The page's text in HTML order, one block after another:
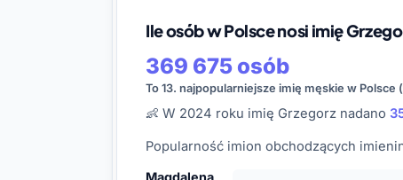
Ile osób w Polsce nosi imię
369 675 osób
To 13. najpopularniejsze imię męskie w Polsce
👶 W 2024 roku imię Grzegorz nadano
Popularność imion obchodzących